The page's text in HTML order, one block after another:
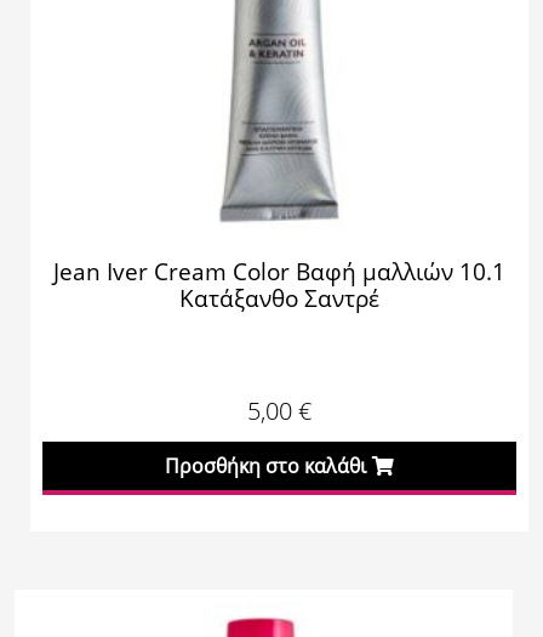
Jean Iver Cream Color Βαφή μαλλιών 10.1
Κατάξανθo Σαντρέ
5,00€
Προσθήκη στο καλάθι